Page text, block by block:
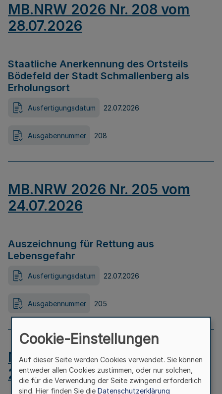
MB.NRW 2026 Nr. 208 vom
28.07.2026
Staatliche Anerkennung des Ortsteils
Bödefeld der Stadt Schmallenberg als
Erholungsort
Ausfertigungsdatum 22.07.2026
Ausgabennummer 208
MB.NRW 2026 Nr. 205 vom
24.07.2026
Auszeichnung für Rettung aus
Lebensgefahr
Ausfertigungsdatum 22.07.2026
Ausgabennummer 205
MB.NRW 2026 Nr. 204 vom
24.07.2026
Cookie-Einstellungen
Auf dieser Seite werden Cookies verwendet. Sie können
entweder allen Cookies zustimmen, oder nur solchen,
die für die Verwendung der Seite zwingend erforderlich
sind. Hier finden Sie die Datenschutzerklärung